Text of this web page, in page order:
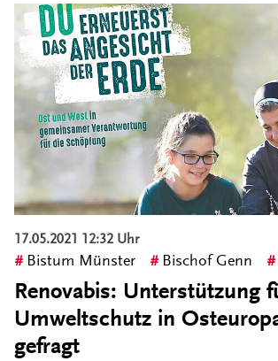
17.05.2021 12:32 Uhr
Bistum Münster Bischof Genn
Renovabis: Unterstützung
Umweltschutz in
gefragt